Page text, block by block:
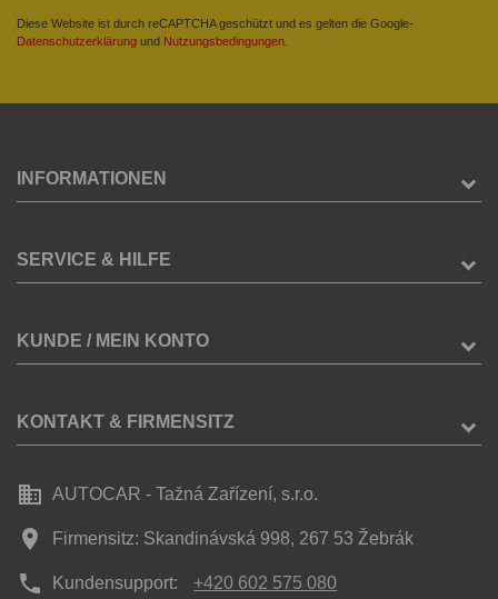
Diese Website ist durch reCAPTCHA geschützt und es gelten die Google-
Datenschutzerklärung und Nutzungsbedingungen
INFORMATIONEN
SERVICE & HILFE
KUNDE / MEIN KONTO
KONTAKT & FIRMENSITZ
business AUTOCAR - Tažná Zařízení, s.r.o.
place Firmensitz: Skandinávská 998, 267 53 Žebrák
phone Kundensupport: +420 602 575 080